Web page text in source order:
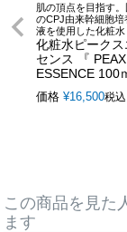
肌の頂点を目指す。
のCPJ由来幹細胞培
液を使用した化粧水
化粧水ピークス
センス 『 PEAX
ESSENCE 100
価格 ¥16,500税込
この商品を見た
ます